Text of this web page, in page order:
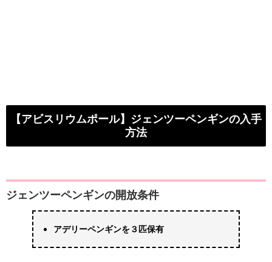
【アビスリウムポール】ジェンツーペンギンの入手
方法
ジェンツーペンギンの開放条件
アデリーペンギンを３匹保有